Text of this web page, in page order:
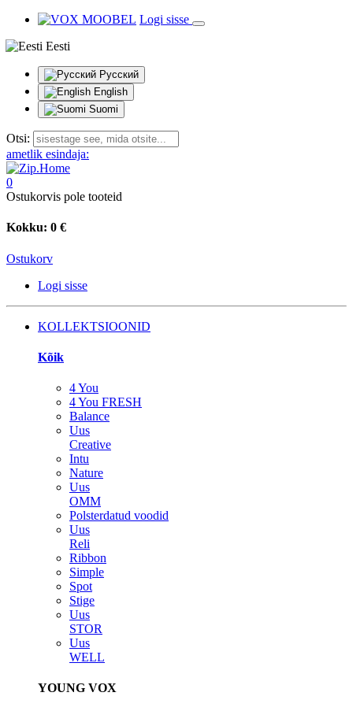
Logi sisse
Eesti
Русский
English
Suomi
Otsi:
ametlik esindaja:
0
Ostukorvis pole tooteid
Kokku: 0 €
Ostukorv
Logi sisse
KOLLEKTSIOONID
Kõik
4 You
4 You FRESH
Balance
Uus
Creative
Intu
Nature
Uus
OMM
Polsterdatud voodid
Uus
Reli
Ribbon
Simple
Spot
Stige
Uus
STOR
Uus
WELL
YOUNG VOX